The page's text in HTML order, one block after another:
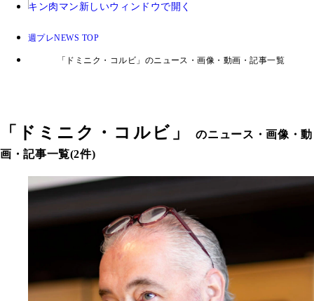
キン肉マン 新しいウィンドウで開く
週プレNEWS TOP
「ドミニク・コルビ」のニュース・画像・動画・記事一覧
「 ドミニク・コルビ 」のニュース・画像・動
画・記事一覧(2件)